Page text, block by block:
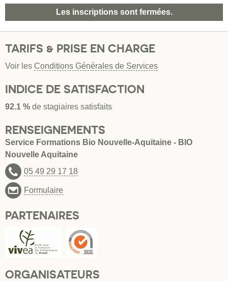
Les inscriptions sont fermées.
TARIFS & PRISE EN CHARGE
Voir les Conditions Générales de Services
INDICE DE SATISFACTION
92.1 % de stagiaires satisfaits
RENSEIGNEMENTS
Service Formations Bio Nouvelle-Aquitaine - BIO
Nouvelle Aquitaine
05 49 29 17 18
Formulaire
PARTENAIRES
ORGANISATEURS